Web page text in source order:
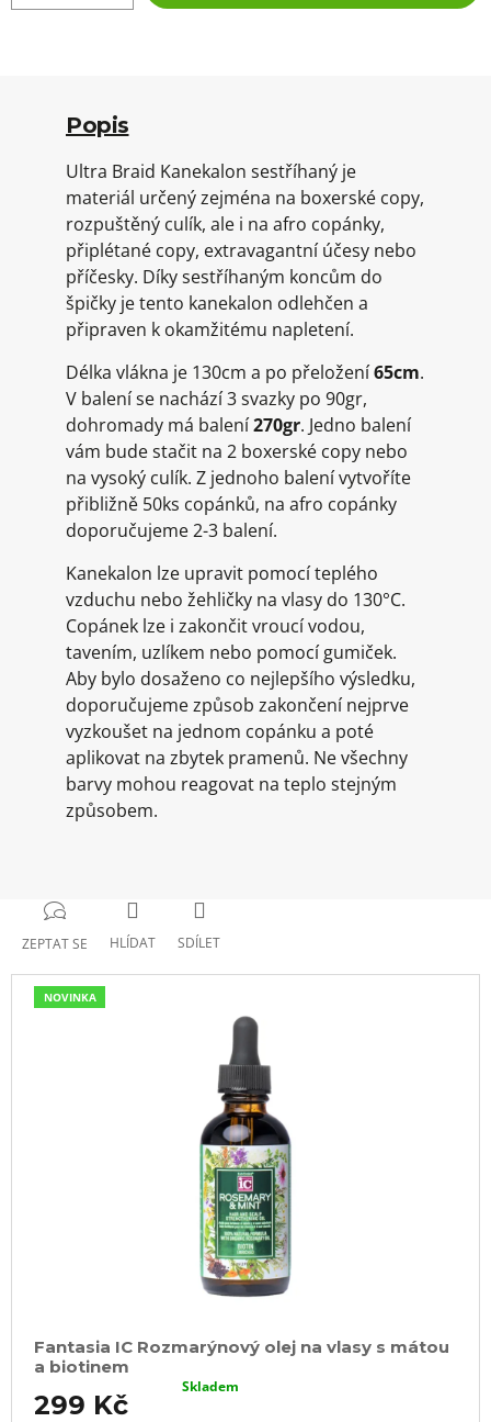
Popis
Ultra Braid Kanekalon sestříhaný je
materiál určený zejména na boxerské copy,
rozpuštěný culík, ale i na afro copánky,
připlétané copy, extravagantní účesy nebo
příčesky. Díky sestříhaným koncům do
špičky je tento kanekalon odlehčen a
připraven k okamžitému napletení.
Délka vlákna je 130cm a po přeložení65cm.
V balení se nachází 3 svazky po 90gr,
dohromady má balení270gr. Jedno balení
vám bude stačit na 2 boxerské copy nebo
na vysoký culík. Z jednoho balení vytvoříte
přibližně 50ks copánků, na afro copánky
doporučujeme 2-3 balení.
Kanekalon lze upravit pomocí teplého
vzduchu nebo žehličky na vlasy do 130°C.
Copánek lze i zakončit vroucí vodou,
tavením, uzlíkem nebo pomocí gumiček.
Aby bylo dosaženo co nejlepšího výsledku,
doporučujeme způsob zakončení nejprve
vyzkoušet na jednom copánku a poté
aplikovat na zbytek pramenů. Ne všechny
barvy mohou reagovat na teplo stejným
způsobem.
ZEPTAT SE HLÍDAT SDÍLET
NOVINKA
Fantasia IC Rozmarýnový olej na vlasy s mátou
a biotinem
299 Kč
Skladem